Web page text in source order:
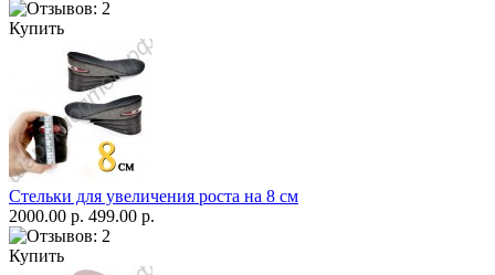
Купить
Стельки для увеличения роста на 8 см
2000.00 р. 499.00 р.
Купить